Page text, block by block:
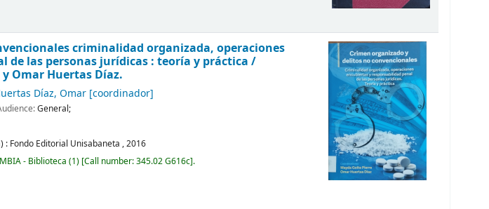
criminalidad organizada, operaciones
de las personas jurídicas : teoría y práctica /
Omar Huertas Díaz.
Díaz, Omar [coordinador]
General;
: Fondo Editorial Unisabaneta ,2016
- Biblioteca (1) Call number:345.02 G616c .